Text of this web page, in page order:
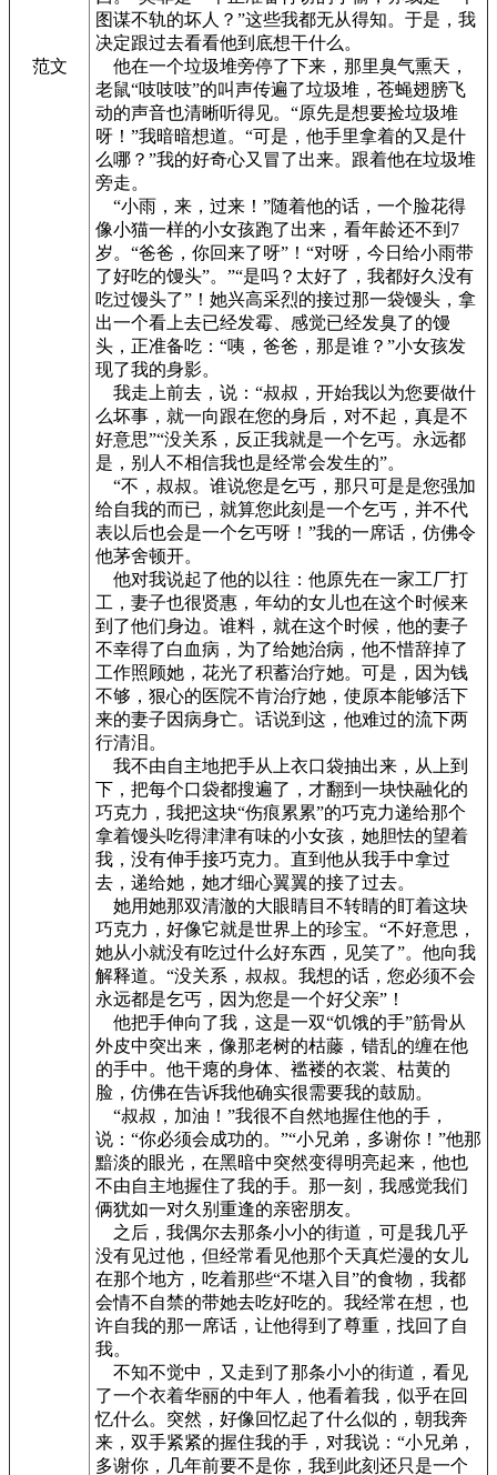
范文
图谋不轨的坏人？”这些我都无从得知。于是，我
决定跟过去看看他到底想干什么。
他在一个垃圾堆旁停了下来，那里臭气熏天，
老鼠“吱吱吱”的叫声传遍了垃圾堆，苍蝇翅膀飞
动的声音也清晰听得见。“原先是想要捡垃圾堆
呀！”我暗暗想道。“可是，他手里拿着的又是什
么哪？”我的好奇心又冒了出来。跟着他在垃圾堆
旁走。
“小雨，来，过来！”随着他的话，一个脸花得
像小猫一样的小女孩跑了出来，看年龄还不到7
岁。“爸爸，你回来了呀”！“对呀，今日给小雨带
了好吃的馒头”。”“是吗？太好了，我都好久没有
吃过馒头了”！她兴高采烈的接过那一袋馒头，拿
出一个看上去已经发霉、感觉已经发臭了的馒
头，正准备吃：“咦，爸爸，那是谁？”小女孩发
现了我的身影。
我走上前去，说：“叔叔，开始我以为您要做什
么坏事，就一向跟在您的身后，对不起，真是不
好意思”“没关系，反正我就是一个乞丐。永远都
是，别人不相信我也是经常会发生的”。
“不，叔叔。谁说您是乞丐，那只可是是您强加
给自我的而已，就算您此刻是一个乞丐，并不代
表以后也会是一个乞丐呀！”我的一席话，仿佛令
他茅舍顿开。
他对我说起了他的以往：他原先在一家工厂打
工，妻子也很贤惠，年幼的女儿也在这个时候来
到了他们身边。谁料，就在这个时候，他的妻子
不幸得了白血病，为了给她治病，他不惜辞掉了
工作照顾她，花光了积蓄治疗她。可是，因为钱
不够，狠心的医院不肯治疗她，使原本能够活下
来的妻子因病身亡。话说到这，他难过的流下两
行清泪。
我不由自主地把手从上衣口袋抽出来，从上到
下，把每个口袋都搜遍了，才翻到一块快融化的
巧克力，我把这块“伤痕累累”的巧克力递给那个
拿着馒头吃得津津有味的小女孩，她胆怯的望着
我，没有伸手接巧克力。直到他从我手中拿过
去，递给她，她才细心翼翼的接了过去。
她用她那双清澈的大眼睛目不转睛的盯着这块
巧克力，好像它就是世界上的珍宝。“不好意思，
她从小就没有吃过什么好东西，见笑了”。他向我
解释道。“没关系，叔叔。我想的话，您必须不会
永远都是乞丐，因为您是一个好父亲”！
他把手伸向了我，这是一双“饥饿的手”筋骨从
外皮中突出来，像那老树的枯藤，错乱的缠在他
的手中。他干瘪的身体、褴褛的衣裳、枯黄的
脸，仿佛在告诉我他确实很需要我的鼓励。
“叔叔，加油！”我很不自然地握住他的手，
说：“你必须会成功的。”“小兄弟，多谢你！”他那
黯淡的眼光，在黑暗中突然变得明亮起来，他也
不由自主地握住了我的手。那一刻，我感觉我们
俩犹如一对久别重逢的亲密朋友。
之后，我偶尔去那条小小的街道，可是我几乎
没有见过他，但经常看见他那个天真烂漫的女儿
在那个地方，吃着那些“不堪入目”的食物，我都
会情不自禁的带她去吃好吃的。我经常在想，也
许自我的那一席话，让他得到了尊重，找回了自
我。
不知不觉中，又走到了那条小小的街道，看见
了一个衣着华丽的中年人，他看着我，似乎在回
忆什么。突然，好像回忆起了什么似的，朝我奔
来，双手紧紧的握住我的手，对我说：“小兄弟，
多谢你，几年前要不是你，我到此刻还只是一个